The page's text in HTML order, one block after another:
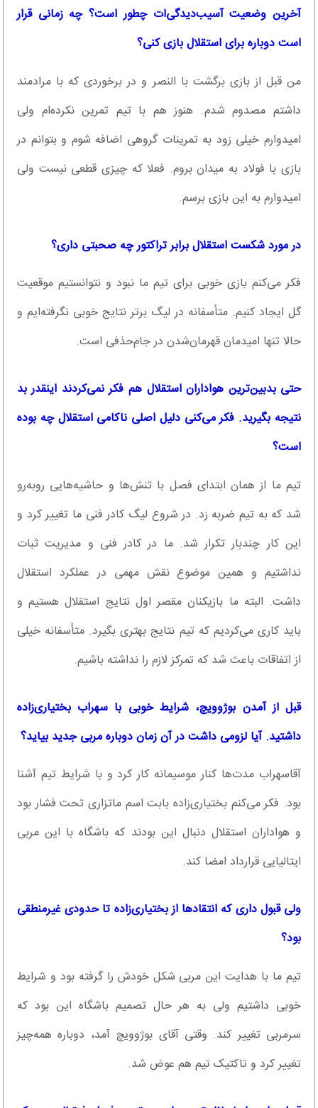
آخرین وضعیت آسیب‌دیدگی‌ات چطور است؟ چه زمانی قرار
است دوباره برای استقلال بازی کنی؟
من قبل از بازی برگشت با النصر و در برخوردی که با مرادمند
داشتم مصدوم شدم. هنوز هم با تیم تمرین نکرده‌ام ولی
امیدوارم خیلی زود به تمرینات گروهی اضافه شوم و بتوانم در
بازی با فولاد به میدان بروم. فعلا که چیزی قطعی نیست ولی
امیدوارم به این بازی برسم.
در مورد شکست استقلال برابر تراکتور چه صحبتی داری؟
فکر می‌کنم بازی خوبی برای تیم ما نبود و نتوانستیم موقعیت
گل ایجاد کنیم. متأسفانه در لیگ برتر نتایج خوبی نگرفته‌ایم و
حالا تنها امیدمان قهرمان‌شدن در جام‌حذفی است.
حتی بدبین‌ترین هواداران استقلال هم فکر نمی‌کردند اینقدر بد
نتیجه بگیرید. فکر می‌کنی دلیل اصلی ناکامی استقلال چه بوده
است؟
تیم ما از همان ابتدای فصل با تنش‌ها و حاشیه‌هایی روبه‌رو
شد که به تیم ضربه زد. در شروع لیگ کادر فنی ما تغییر کرد و
این کار چندبار تکرار شد. ما در کادر فنی و مدیریت ثبات
نداشتیم و همین موضوع نقش مهمی در عملکرد استقلال
داشت. البته ما بازیکنان مقصر اول نتایج استقلال هستیم و
باید کاری می‌کردیم که تیم نتایج بهتری بگیرد. متأسفانه خیلی
از اتفاقات باعث شد که تمرکز لازم را نداشته باشیم.
قبل از آمدن بوژوویچ، شرایط خوبی با سهراب بختیاری‌زاده
داشتید. آیا لزومی داشت در آن زمان دوباره مربی جدید بیاید؟
آقا‌سهراب مدت‌ها کنار موسیمانه کار کرد و با شرایط تیم آشنا
بود. فکر می‌کنم بختیاری‌زاده بابت اسم ماتزاری تحت فشار بود
و هواداران استقلال دنبال این بودند که باشگاه با این مربی
ایتالیایی قرارداد امضا کند.
ولی قبول داری که انتقادها از بختیاری‌زاده تا حدودی غیرمنطقی
بود؟
تیم ما با هدایت این مربی شکل خودش را گرفته بود و شرایط
خوبی داشتیم ولی به هر حال تصمیم باشگاه این بود که
سرمربی تغییر کند. وقتی آقای بوژوویچ آمد، دوباره همه‌‌چیز
تغییر کرد و تاکتیک تیم هم عوض شد.